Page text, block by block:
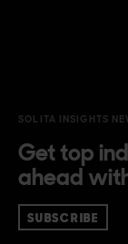
SOLITA INSIGHTS
Get top
ahead
SUBSCRIBE